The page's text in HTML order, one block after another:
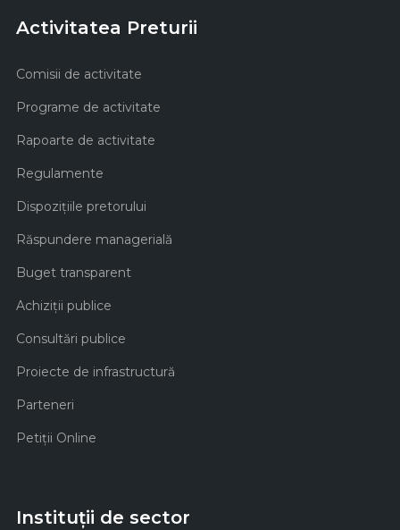
Activitatea Preturii
Comisii de activitate
Programe de activitate
Rapoarte de activitate
Regulamente
Dispozițiile pretorului
Răspundere managerială
Buget transparent
Achiziţii publice
Consultări publice
Proiecte de infrastructură
Parteneri
Petiții Online
Instituții de sector